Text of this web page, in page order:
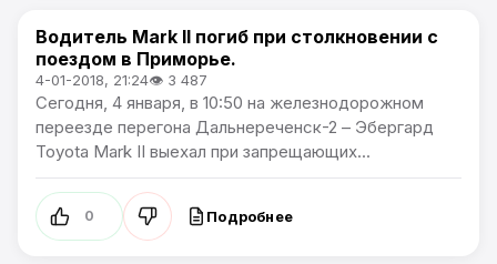
Новости Приморского края
Водитель Mark II погиб при столкновении с
поездом в Приморье.
4-01-2018, 21:24👁 3 487
Сегодня, 4 января, в 10:50 на железнодорожном
переезде перегона Дальнереченск-2 – Эбергард
Toyota Mark II выехал при запрещающих...
0 Подробнее